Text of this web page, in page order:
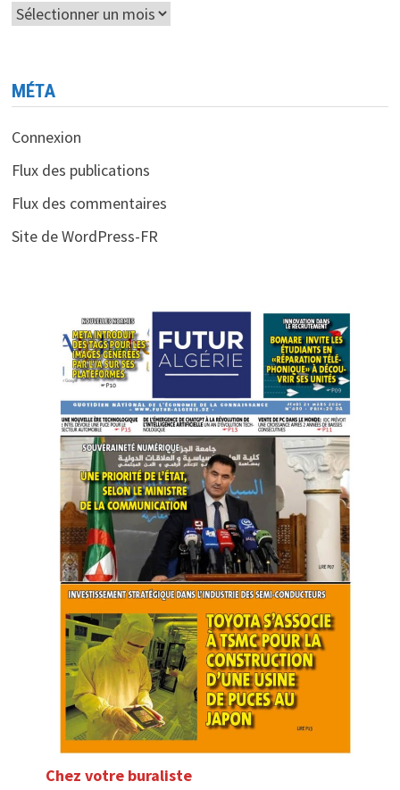
Archives
MÉTA
Connexion
Flux des publications
Flux des commentaires
Site de WordPress-FR
Chez votre buraliste